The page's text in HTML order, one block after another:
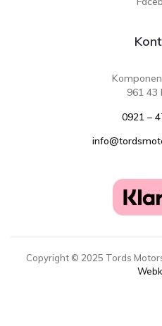
961 43
0921 –
Copyright © 2025 Tords